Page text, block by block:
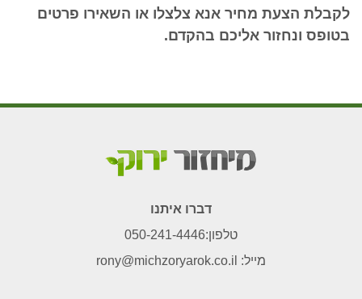
לקבלת הצעת מחיר אנא צלצלו או השאירו פרטים
בטופס ונחזור אליכם בהקדם.
דברו איתנו
טלפון:050-241-4446
מייל: rony@michzoryarok.co.il